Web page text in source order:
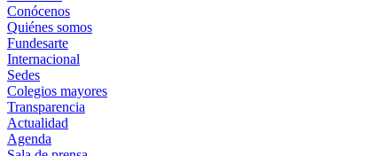
Conócenos
Quiénes somos
Fundesarte
Internacional
Sedes
Colegios mayores
Transparencia
Actualidad
Agenda